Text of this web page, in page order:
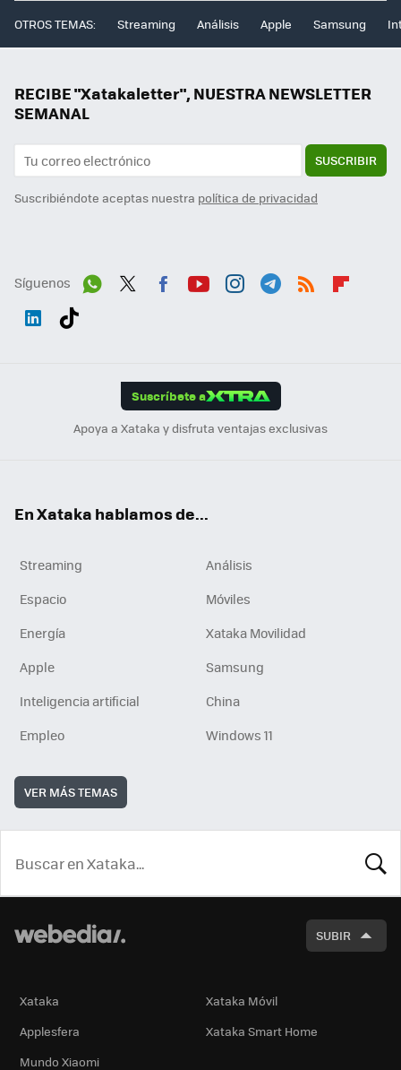
OTROS TEMAS: Streaming Análisis Apple Samsung
RECIBE "Xatakaletter", NUESTRA NEWSLETTER
SEMANAL
SUSCRIBIR
Suscribiéndote aceptas nuestra política de privacidad
Síguenos
Suscríbete a
Apoya a Xataka y disfruta ventajas exclusivas
En Xataka hablamos de...
Streaming
Análisis
Espacio
Móviles
Energía
Xataka Movilidad
Apple
Samsung
Inteligencia artificial
China
Empleo
Windows 11
VER MÁS TEMAS
SUBIR
Xataka
Xataka Móvil
Applesfera
Xataka Smart Home
Mundo Xiaomi